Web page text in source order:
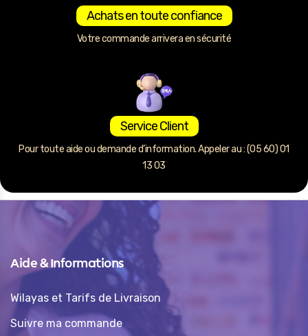
Achats en toute confiance
Votre commande arrivera en sécurité
Service Client
Pour toute aide ou demande d’information. Appeler au : (05 60) 01
13 03
Aide & Informations
Wilayas et Tarifs de Livraison
Suivre ma commande